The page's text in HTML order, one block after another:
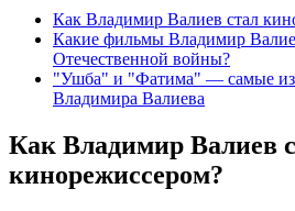
Как Владимир Валиев стал
Какие фильмы Владимир
Отечественной войны?
"Ушба" и "Фатима" — самые
Владимира Валиева
Как Владимир Валиев
кинорежиссером?